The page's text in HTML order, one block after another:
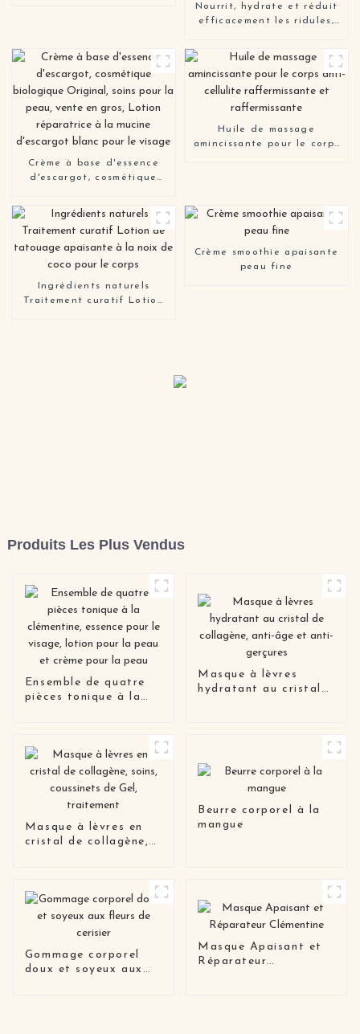
Nourrit, hydrate et réduit
efficacement les ridules,
cernés et foncés pour
femmes et hommes
Crème à base d'essence
d'escargot, cosmétique
pour la peau, vente en
gros, Lotion réparatrice à
la mucine d'escargot blanc
pour le visage
Huile de massage
amincissante pour le corps
Ingrédients naturels
Traitement curatif Lotion
Crème smoothie apaisante
peau fine
Produits Les Plus Vendus
Ensemble de quatre
pièces tonique à la
pour la peau et crème
pour la peau
Masque à lèvres
hydratant au cristal
Masque à lèvres en
cristal de collagène,
Beurre corporel à la
mangue
Gommage corporel
doux et soyeux aux
Masque Apaisant et
Réparateur